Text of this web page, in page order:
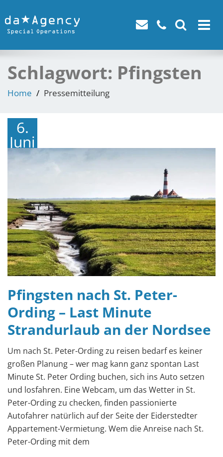
Toggle
Schlagwort: Pfingsten
Home Pressemitteilung
6.
Juni
2019
Pfingsten nach St. Peter-
Ording – Last Minute
Strandurlaub an der Nordsee
Um nach St. Peter-Ording zu reisen bedarf es keiner
großen Planung – wer mag kann ganz spontan Last
Minute St. Peter Ording buchen, sich ins Auto setzen
und losfahren. Eine Webcam, um das Wetter in St.
Peter-Ording zu checken, finden passionierte
Autofahrer natürlich auf der Seite der Eiderstedter
Appartement-Vermietung. Wem die Anreise nach St.
Peter-Ording mit dem